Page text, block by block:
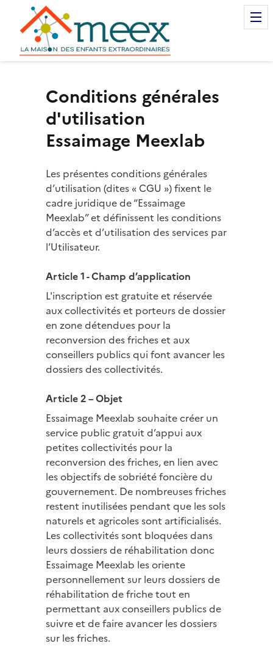
Essaimage Meexlab
Conditions générales
d'utilisation
Essaimage Meexlab
Les présentes conditions générales
d’utilisation (dites « CGU ») fixent le
cadre juridique de “Essaimage
Meexlab” et définissent les conditions
d’accès et d’utilisation des services par
l’Utilisateur.
Article 1 - Champ d’application
L'inscription est gratuite et réservée
aux collectivités et porteurs de dossier
en zone détendues pour la
reconversion des friches et aux
conseillers publics qui font avancer les
dossiers des collectivités.
Article 2 – Objet
Essaimage Meexlab souhaite créer un
service public gratuit d’appui aux
petites collectivités pour la
reconversion des friches, en lien avec
les objectifs de sobriété foncière du
gouvernement. De nombreuses friches
restent inutilisées pendant que les sols
naturels et agricoles sont artificialisés.
Les collectivités sont bloquées dans
leurs dossiers de réhabilitation donc
Essaimage Meexlab les oriente
personnellement sur leurs dossiers de
réhabilitation de friche tout en
permettant aux conseillers publics de
suivre et de faire avancer les dossiers
sur les friches.